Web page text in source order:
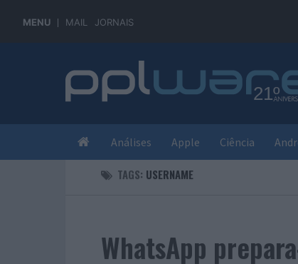
MENU MAIL JORNAIS
Análises Apple Ciência
TAGS: USERNAME
WhatsApp